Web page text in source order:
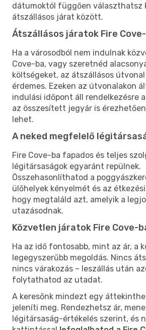
dátumoktól függően választhatsz
átszállásos járat között.
Átszállásos járatok Fire
Ha a városodból nem indulnak
Cove-ba, vagy szeretnéd
költségeket, az átszállásos
érdemes. Ezeken az útvonalakon
indulási időpont áll rendelkezésre
az összesített jegyár is
lehet.
A neked megfelelő
Fire Cove-ba fapados és teljes
légitársaságok egyaránt repülnek.
Összehasonlíthatod a
ülőhelyek kényelmét és az
hogy megtaláld azt, amelyik a
utazásodnak.
Közvetlen járatok Fire Cove-
Ha az idő fontosabb, mint az ár, a
legegyszerűbb megoldás. Nincs
nincs várakozás – leszállás után
folytathatod az utadat.
A keresőnk mindezt egy
jeleníti meg. Rendezhetsz ár,
légitársaság-értékelés szerint, és